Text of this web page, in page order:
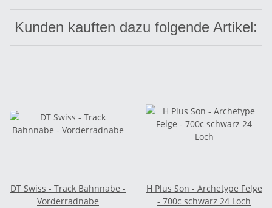
Kunden kauften dazu folgende Artikel:
DT Swiss - Track Bahnnabe -
Vorderradnabe
H Plus Son - Archetype Felge
- 700c schwarz 24 Loch